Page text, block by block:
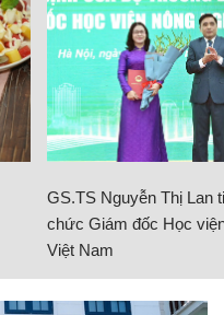
GS.TS Nguyễn Thị Lan
chức Giám đốc Học
Việt Nam